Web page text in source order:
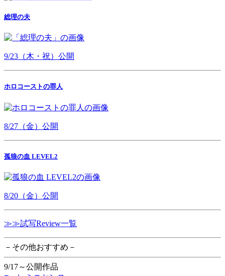
総理の夫
9/23（木・祝）公開
ホロコーストの罪人
8/27（金）公開
孤狼の血 LEVEL2
8/20（金）公開
≫≫試写Review一覧
－その他おすすめ－
9/17～公開作品